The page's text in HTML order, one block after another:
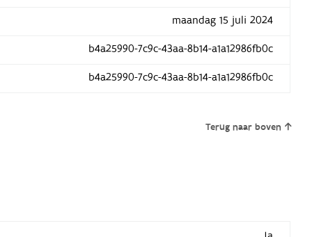
maandag 15 juli 2024
b4a25990-7c9c-43aa-8b14-a1a12986fb0c
b4a25990-7c9c-43aa-8b14-a1a12986fb0c
Terug naar boven